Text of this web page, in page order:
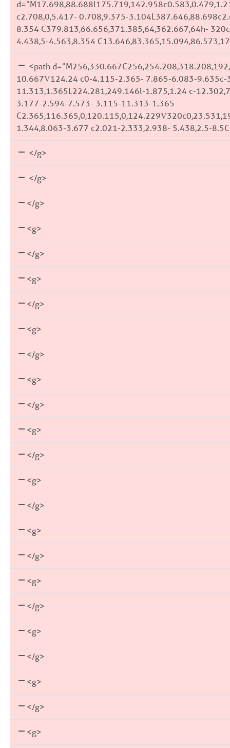
c2.708,0,5.417- 0.708,9.375-
8.354 C379.813,66.656,371.385,64,362.667,64h-
4.438,5-4.563,8.354
<path
10.667V124.24 c0-4.115-2.365- 7.865-6.083-
11.313,1.365L224.281,249.146l-1.875,1.24 c-
3.177-2.594-7.573- 3.115-11.313-1.365
1.344,8.063-3.677 c2.021-2.333,2.938- 5.438,2.5-
</g>
</g>
</g>
<g>
</g>
<g>
</g>
<g>
</g>
<g>
</g>
<g>
</g>
<g>
</g>
<g>
</g>
<g>
</g>
<g>
</g>
<g>
</g>
<g>